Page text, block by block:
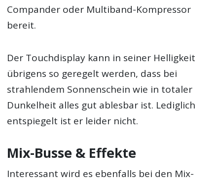
Compander oder Multiband-Kompressor
bereit.
Der Touchdisplay kann in seiner Helligkeit
übrigens so geregelt werden, dass bei
strahlendem Sonnenschein wie in totaler
Dunkelheit alles gut ablesbar ist. Lediglich
entspiegelt ist er leider nicht.
Mix-Busse & Effekte
Interessant wird es ebenfalls bei den Mix-